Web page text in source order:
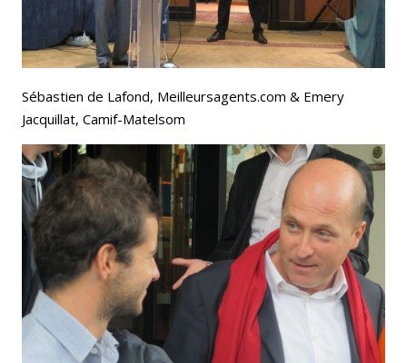
Sébastien de Lafond, Meilleursagents.com & Emery
Jacquillat, Camif-Matelsom